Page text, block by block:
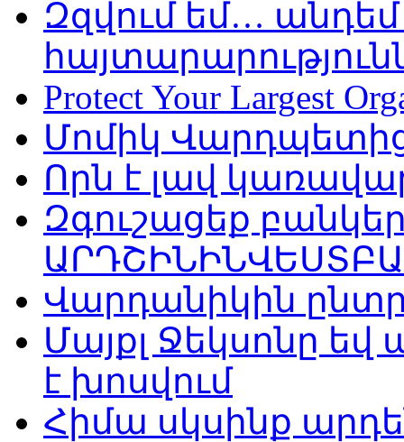
Զզվում եմ…
Protect Your Largest
Մոմիկ
Որն է լավ
Զգուշացեք
Վարդանիկին
Մայքլ Ջեկսոնը եվ
է խոսվում
Հիմա սկսինք